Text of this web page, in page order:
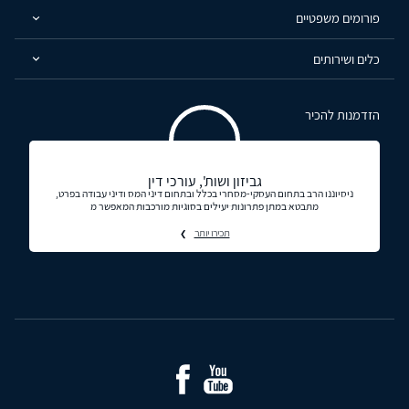
פורומים משפטיים
כלים ושירותים
הזדמנות להכיר
גביזון ושות', עורכי דין
ניסיוננו הרב בתחום העסקי-מסחרי בכלל ובתחום דיני המס ודיני עבודה בפרט,
מתבטא במתן פתרונות יעילים בסוגיות מורכבות המאפשר מ
תכירו יותר